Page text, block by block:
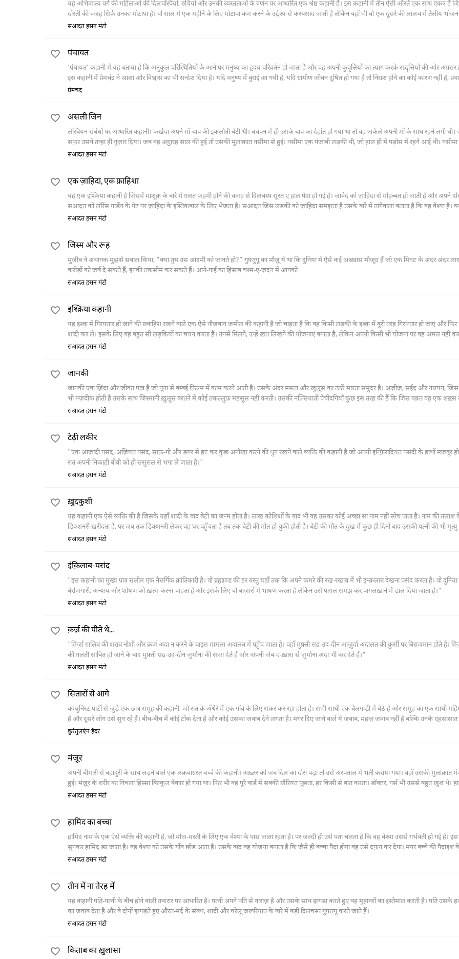
यह अभिजात्य वर्ग की महिलाओं की दिलचस्पियों, रुचियों और उनकी व्यस्तताओं के वर्णन पर आधारित एक श्रेष्ठ कहानी है। इस कहानी में तीन ऐसी औरतें एक साथ एकत्र हैं
दोस्ती की वजह सिर्फ़ उनका मोटापा है। वो साल में एक महीने के लिए मोटापा कम करने के उद्देश्य से करबसाद जाती हैं लेकिन वहाँ भी वो एक दूसरे की लालच में तैलीय
नहीं करतीं और वर्षों गुज़र जाने के बाद भी उनके मोटापे में कोई फ़र्क़ नहीं आता।
सआदत हसन मंटो
पंचायत
‘पंचायत’ कहानी में यह बताया है कि अनुकूल परिस्थितियों के आने पर मनुष्य का हृदय परिवर्तन हो जाता है और वह अपनी कुवृत्तियों का त्याग करके सद्वृत्तियों की ओर अग्रसर
इस कहानी में प्रेमचंद्र ने आशा और विश्वास का भी सन्देश दिया है। यदि मनुष्य में बुराई आ गयी है, यदि ग्रामीण जीवन दूषित हो गया है तो निराश होने का कोई कारण नहीं है,
पर ग्रामीण जीवन को फिर सुखी बनाया जा सकता है और हृदय-परिवर्तन के द्वारा मनुष्य के समस्त दोषों को दूर करना संभव है।
प्रेमचंद
असली जिन
लेस्बियन संबंधों पर आधारित कहानी। फर्ख़ंदा अपने माँ-बाप की इकलौती बेटी थी। बचपन में ही उसके बाप का देहांत हो गया था तो वह अकेले अपनी माँ के साथ रहने लगी थी।
सफ़र उसने तन्हा ही गुज़ार दिया। जब वह अट्ठारह साल की हुई तो उसकी मुलाक़ात नसीमा से हुई। नसीमा एक पंजाबी लड़की थी, जो हाल ही में पड़ोस में रहने आई थी।
चौड़ी मर्दों के स्वभाव वाली महिला थी, जो फर्ख़ंदा को भा गई थी। जब फर्ख़ंदा की माँ ने उसका नसीमा से मिलना बंद कर दिया तो वह आधी पागल हो गई। लोगों ने कहा कि उस पर
सआदत हसन मंटो
एक ज़ाहिदा, एक फ़ाहिशा
यह एक इश्क़िया कहानी है जिसमें माशूक़ के बारे में ग़लत फ़हमी होने की वजह से दिलचस्प सूरत ए हाल पैदा हो गई है। जावेद को ज़ाहिदा से मोहब्बत हो जाती है और अपने
सआदत को लॉरेंस गार्डेन के गेट पर ज़ाहिदा के इस्तिक़बाल के लिए भेजता है। सआदत जिस लड़की को ज़ाहिदा समझता है उसके बारे में तांगेवाला बताता है कि वह वेश्या है।
सआदत वहीं तांगा छोड़ देता है और वह लॉरेंस गार्डेन वापस आता है तो जावेद को ज़ाहिदा से मह्व-ए-गुफ़्तुगू पाता है।
सआदत हसन मंटो
जिस्म और रूह
मुजीब ने अचानक मुझसे सवाल किया, “क्या तुम उस आदमी को जानते हो?” गुफ़्तुगू का मौज़ू ये था कि दुनिया में ऐसे कई अश्ख़ास मौजूद हैं जो एक मिनट के अंदर अंदर लाखों और
करोड़ों को ज़र्ब दे सकते हैं, इनकी तक़सीम कर सकते हैं। आने-पाई का हिसाब चश्म-ए-ज़दन में आपको
सआदत हसन मंटो
इश्क़िया कहानी
यह इश्क़़ में गिरफ़्तार हो जाने की ख़्वाहिश रखने वाले एक ऐसे नौजवान जमील की कहानी है जो चाहता है कि वह किसी लड़की के इश्क़ में बुरी तरह गिरफ़्तार हो जाए और
शादी कर ले। इसके लिए वह बहुत सी लड़कियों का चयन करता है। उनसे मिलने, उन्हें ख़त लिखने की योजनाएं बनाता है, लेकिन अपनी किसी भी योजना पर वह अमल नहीं कर
आख़िर में उसकी शादी तय हो जाती है, और विदाई की तारीख़ भी निर्धारित हो जाती है। उसी रात उसकी ख़ाला-ज़ाद बहन आत्महत्या कर लेती है, जो जमील के इश्क़़ में बुरी तरह
सआदत हसन मंटो
जानकी
जानकी एक ज़िंदा और जीवंत पात्र है जो पूना से बम्बई फ़िल्म में काम करने आती है। उसके अंदर ममता और ख़ुलूस का ठाठें मारता समुंदर है। अज़ीज़, सईद और नरायन, जिस
भी नज़दीक होती है उसके साथ जिस्मानी ख़ुलूस बरतने में कोई तकल्लुफ़ महसूस नहीं करती। उसकी नफ़्सियाती पेचीदगियाँ कुछ इस तरह की हैं कि जिस वक़्त वह एक शख़्स
जिस्मानी रिश्तों में जुड़ती है, ठीक उसी वक़्त उसे दूसरे की बीमारी का भी ख़याल सताता रहता है। जिन्सी मैलानात का तज्ज़िया करती हुई यह एक उम्दा कहानी है।
सआदत हसन मंटो
टेढ़ी लकीर
"एक आज़ादी पसंद, अज़ियत पसंद, साफ़-गो और डगर से हट कर कुछ अनोखा करने की धुन रखने वाले व्यक्ति की कहानी है जो अपनी इन्फ़िरादियत पसंदी के हाथों मजबूर
रात अपनी निकाही बीवी को ही ससुराल से भगा ले जाता है।"
सआदत हसन मंटो
ख़ुदकुशी
यह कहानी एक ऐसे व्यक्ति की है जिसके यहाँ शादी के बाद बेटी का जन्म होता है। लाख कोशिशों के बाद भी वह उसका कोई अच्छा सा नाम नहीं सोच पाता है। नाम की तलाश
डिक्शनरी ख़रीदता है, पर जब तक डिक्शनरी लेकर वह घर पहुँचता है तब तक बेटी की मौत हो चुकी होती है। बेटी की मौत के दुख में कुछ ही दिनों बाद उसकी पत्नी की भी मृत्यु
है। ज़िंदगी के दिए उन दुखों से तंग आकर वह आत्महत्या करने की सोचता है। इस उद्देश्य से वह रेलवे लाइन पर जाता है मगर वहाँ पहले से ही एक दूसरा व्यक्ति लाइन पर लेटा
सआदत हसन मंटो
इंक़िलाब-पसंद
"इस कहानी का मुख्य पात्र सलीम एक नैसर्गिक क्रांतिकारी है। वो ब्रह्माण्ड की हर वस्तु यहाँ तक कि अपने कमरे की रख-रखाव में भी इन्क़लाब देखना पसंद करता है। वो दुनिया
बेरोज़गारी, अन्याय और शोषण को ख़त्म करना चाहता है और इसके लिए वो बाज़ारों में भाषण करता है लेकिन उसे पागल समझ कर पागलख़ाने में डाल दिया जाता है।"
सआदत हसन मंटो
क़र्ज़ की पीते थे...
"मिर्ज़ा ग़ालिब की शराब नोशी और क़र्ज़ अदा न करने के बाइस मामला अदालत में पहुँच जाता है। वहाँ मुफ़्ती सद्र-उद-दीन आज़ुर्दा अदालत की कुर्सी पर बिराजमान होते हैं।
की ग़लती साबित हो जाने के बाद मुफ़्ती सद्र-उद-दीन जुर्माना की सज़ा देते हैं और अपनी जेब-ए-ख़ास से जुर्माना अदा भी कर देते हैं।"
सआदत हसन मंटो
सितारों से आगे
कम्युनिस्ट पार्टी से जुड़े एक छात्र समूह की कहानी, जो रात के अँधेरे में एक गाँव के लिए सफ़र कर रहा होता है। सभी साथी एक बैलगाड़ी में बैठे हैं और समूह का एक साथी
है और दूसरे लोग उसे सुन रहे हैं। बीच-बीच में कोई टोक देता है और कोई उसका जवाब देने लगता है। मगर दिए जाने वाले ये जवाब, महज़ जवाब नहीं हैं बल्कि उनके एहसासात भी उसमें
शामिल हैं।
क़ुर्रतुलऐन हैदर
मंज़ूर
अपनी बीमारी से बहादुरी के साथ लड़ने वाले एक लक़वाग्रस्त बच्चे की कहानी। अख़्तर को जब दिल का दौरा पड़ा तो उसे अस्पताल में भर्ती कराया गया। वहाँ उसकी मुलाक़ात
हुई। मंज़ूर के शरीर का निचला हिस्सा बिल्कुल बेकार हो गया था। फिर भी वह पूरे वार्ड में सबकी ख़ैरियत पूछता, हर किसी से बात करता। डॉक्टर, नर्स भी उससे बहुत ख़ुश थे।
उसकी हालत में कोई सुधार नहीं हो सकता था, फिर उसके माँ-बाप के आग्रह पर डॉक्टर्स ने अपने यहाँ एडमिट कर लिया था। अख़्तर मंज़ूर से बहुत प्रभावित हुआ। जब उसकी
सआदत हसन मंटो
हामिद का बच्चा
हामिद नाम के एक ऐसे व्यक्ति की कहानी है, जो मौज-मस्ती के लिए एक वेश्या के पास जाता रहता है। पर जल्दी ही उसे पता चलता है कि वह वेश्या उससे गर्भवती हो गई है।
सुनकर हामिद डर जाता है। वह वेश्या को उसके गाँव छोड़ आता है। उसके बाद वह योजना बनाता है कि जैसे ही बच्चा पैदा होगा वह उसे दफ़न कर देगा। मगर बच्चे की पैदाइश
वह उसे दफ़न करने गया तो उसने एक नज़र बच्चे को देखा। बच्चे की शक्ल हू-ब-हू उस वेश्या के दलाल से मिलती थी।
सआदत हसन मंटो
तीन में ना तेरह में
यह कहानी पति-पत्नी के बीच होने वाली तकरार पर आधारित है। पत्नी अपने पति से नाराज़़ है और उसके साथ झगड़ा करते हुए वह मुहावरों का इस्तेमाल करती है। पति उसके
का जवाब देता है और वे दोनों झगड़ते हुए औरत-मर्द के संबंध, शादी और घरेलू ज़रूरियात के बारे में बड़ी दिलचस्प गुफ़्तगू करते जाते हैं।
सआदत हसन मंटो
किताब का ख़ुलासा